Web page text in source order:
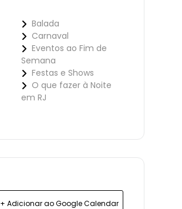
Balada
Carnaval
Eventos ao Fim de
Semana
Festas e Shows
O que fazer à Noite
em RJ
+ Adicionar ao Google Calendar